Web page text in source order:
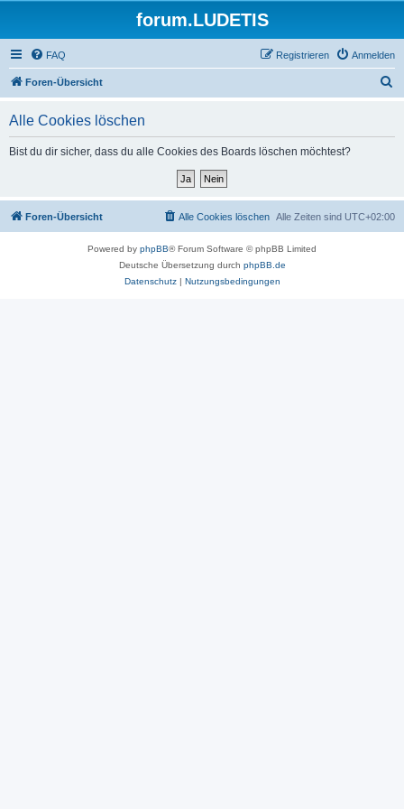
forum.LUDETIS
FAQ Anmelden
Registrieren
Foren-Übersicht
Alle Cookies löschen
Bist du dir sicher, dass du alle Cookies des Boards löschen möchtest?
Foren-Übersicht Alle Zeiten sind UTC+02:00
Alle Cookies löschen
Powered by phpBB® Forum Software © phpBB Limited
Deutsche Übersetzung durch phpBB.de
Datenschutz| Nutzungsbedingungen